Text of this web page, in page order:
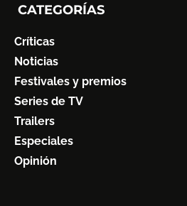
CATEGORÍAS
Críticas
Noticias
Festivales y premios
Series de TV
Trailers
Especiales
Opinión